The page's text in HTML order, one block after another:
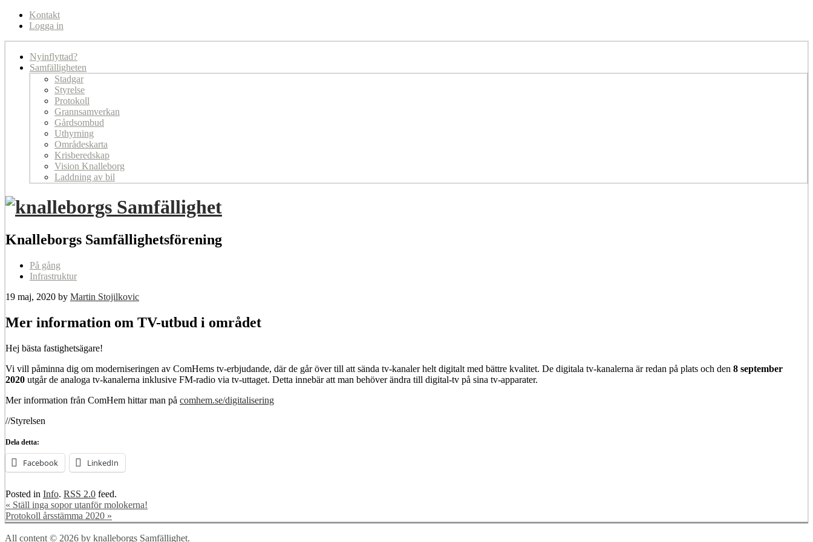
Kontakt
Logga in
Nyinflyttad?
Samfälligheten
Stadgar
Styrelse
Protokoll
Grannsamverkan
Gårdsombud
Uthyrning
Områdeskarta
Krisberedskap
Vision Knalleborg
Laddning av bil
Knalleborgs Samfällighetsförening
På gång
Infrastruktur
19 maj, 2020 by Martin Stojilkovic
Mer information om TV-utbud i området
Hej bästa fastighetsägare!
Vi vill påminna dig om moderniseringen av ComHems tv-erbjudande, där de går över till att sända tv-kanaler helt digitalt med bättre kvalitet. De digitala tv-kanalerna är redan på plats och den 8 september
2020 utgår de analoga tv-kanalerna inklusive FM-radio via tv-uttaget. Detta innebär att man behöver ändra till digital-tv på sina tv-apparater.
Mer information från ComHem hittar man på comhem.se/digitalisering
//Styrelsen
Dela detta:
Facebook LinkedIn
Posted in Info. RSS 2.0 feed.
« Ställ inga sopor utanför molokerna!
Protokoll årsstämma 2020 »
All content © 2026 by knalleborgs Samfällighet.